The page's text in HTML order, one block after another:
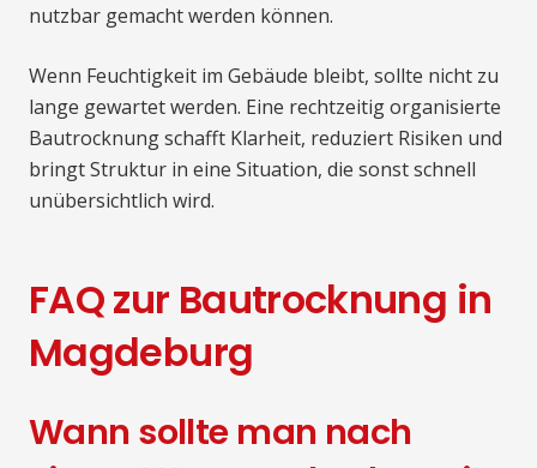
nutzbar gemacht werden können.
Wenn Feuchtigkeit im Gebäude bleibt, sollte nicht zu
lange gewartet werden. Eine rechtzeitig organisierte
Bautrocknung schafft Klarheit, reduziert Risiken und
bringt Struktur in eine Situation, die sonst schnell
unübersichtlich wird.
FAQ zur Bautrocknung in
Magdeburg
Wann sollte man nach